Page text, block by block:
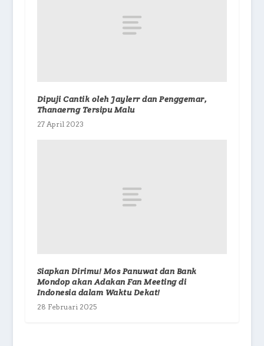
Dipuji Cantik oleh Jaylerr dan Penggemar,
Thanaerng Tersipu Malu
27 April 2023
Siapkan Dirimu! Mos Panuwat dan Bank
Mondop akan Adakan Fan Meeting di
Indonesia dalam Waktu Dekat!
28 Februari 2025